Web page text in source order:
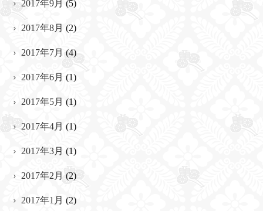
2017年9月 (5)
2017年8月 (2)
2017年7月 (4)
2017年6月 (1)
2017年5月 (1)
2017年4月 (1)
2017年3月 (1)
2017年2月 (2)
2017年1月 (2)